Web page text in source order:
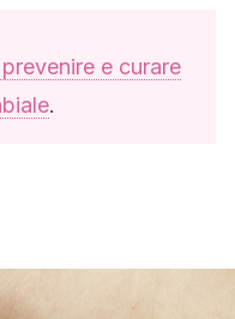
e curare
.